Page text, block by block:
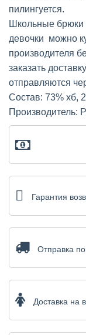
пилингуется.
Школьные брюки
девочки можно
производителя
заказать
отправляются
Состав: 73% хб,
Производитель:
Гарантия
Отправка
Доставка на